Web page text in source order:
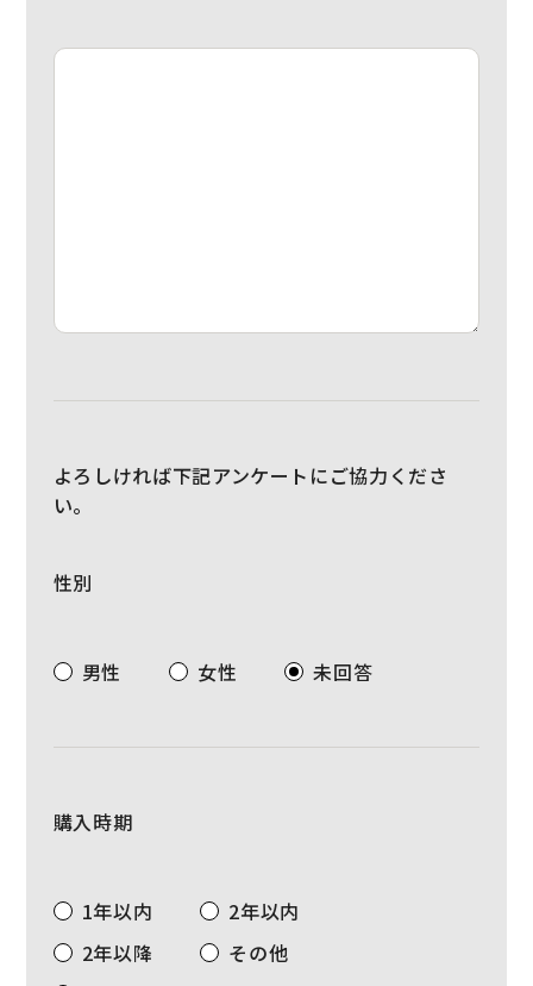
よろしければ下記アンケートにご協力くださ
い。
性別
男性 女性 未回答
購入時期
1年以内
2年以内
2年以降
その他